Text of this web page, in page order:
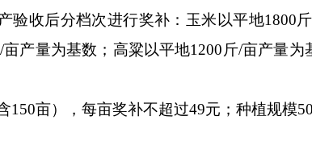
收后分档次进行奖补：玉米以平地1800
产量为基数；高粱以平地1200斤/亩产量
亩），每亩奖补不超过49元；种植规模